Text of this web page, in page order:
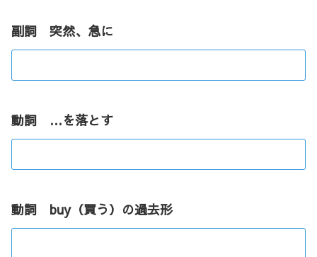
副詞 突然、急に
動詞 …を落とす
動詞 buy（買う）の過去形